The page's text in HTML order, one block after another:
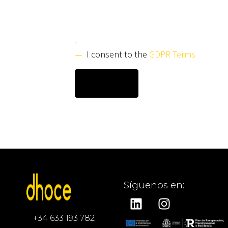
I consent to the GDPR Terms
+34 633 193 782
Síguenos en: